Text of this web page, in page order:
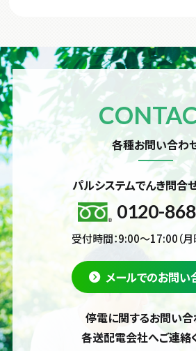
各種お問い合わ
パルシステムでんき問合
0120-
受付時間：9:00～17:00（月
メールでのお問い
停電に関するお問い
各送配電会社へご連絡